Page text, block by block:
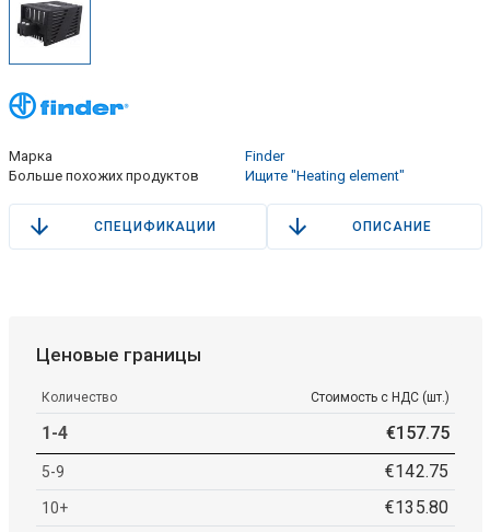
Марка
Finder
Больше похожих продуктов
Ищите "Heating element"
СПЕЦИФИКАЦИИ ОПИСАНИЕ
Ценовые границы
Количество Стоимость с НДС (шт.)
1-4 €157.75
5-9 €142.75
10+ €135.80